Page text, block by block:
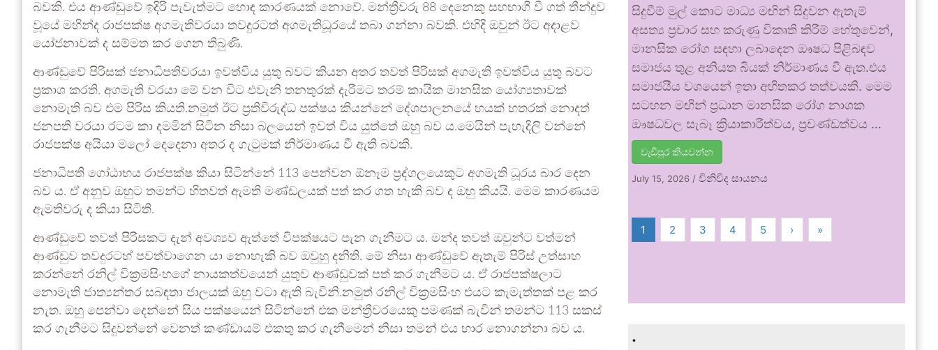
බවකි. එය ආණ්ඩුවේ ඉදිරි පැවැත්මට හොඳ කාරණයක් නොවේ. මන්ත්‍රීවරු 88 දෙනෙකු සහභාගී වී ගත් තීන්දුව
වූයේ මහින්ද රාජපක්ෂ අගමැතිවරයා තවදුරටත් අගමැතිධූරයේ තබා ගන්නා බවකි. එහිදි ඔවුන් ඊට අදාළව
යෝජනාවක් ද සම්මත කර ගෙන තිබුණි.
ආණ්ඩුවේ පිරිසක් ජනාධිපතිවරයා ඉවත්විය යුතු බවට කියන අතර තවත් පිරිසක් අගමැති ඉවත්විය යුතු බවට
ප්‍රකාශ කරති. අගමැති වරයා මේ වන විට එවැනි තනතුරක් දැරීමට තරම් කායික මානසික යෝග්‍යතාවක්
නොමැති බව එම පිරිස කියති.නමුත් ඊට ප්‍රතිවිරුද්ධ පක්ෂය කියන්නේ දේශපාලනයේ හයක් හතරක් නොදත්
ජනපති වරයා රටම කා දමමින් සිටින නිසා බලයෙන් ඉවත් විය යුත්තේ ඔහු බව ය.මෙයින් පැහැදිලි වන්නේ
රාජපක්ෂ අයියා මලෝ දෙදෙනා අතර ද ගැටුමක් නිර්මාණය වී ඇති බවකි.
ජනාධිපති ගෝඨාභය රාජපක්ෂ කියා සිටින්නේ 113 පෙන්වන ඕනෑම ප්‍රද්ගලයෙකුට අගමැති ධූරය බාර දෙන
බව ය. ඒ අනුව ඔහුට තමන්ට හිතවත් ඇමති මණ්ඩලයක් පත් කර ගත හැකි බව ද ඔහු කියයි. මෙම කාරණයම
ඇමතිවරු ද කියා සිටිති.
ආණ්ඩුවේ තවත් පිරිසකට දැන් අවශ්‍යව ඇත්තේ විපක්ෂයට පැන ගැනීමට ය. මන්ද තවත් ඔවුන්ට වත්මන්
ආණ්ඩුව තවදුරටහ් පවත්වාගෙන යා නොහැකි බව ඔවුහු දනිති. මේ නිසා ආණ්ඩුවේ ඇතැම් පිරිස් උත්සාහ
කරන්නේ රනිල් වික්‍රමසිංහගේ නායකත්වයෙන් යුතුව ආණ්ඩුවක් පත් කර ගැනීමට ය. ඒ රාජපක්ෂලාට
නොමැති ජාත්‍යන්තර සබඳතා ජාලයක් ඔහු වටා ඇති බැවිනි.නමුත් රනිල් වික්‍රමසිංහ එයට කැමැත්තක් පළ කර
නැත. ඔහු පෙන්වා දෙන්නේ සිය පක්ෂයෙන් සිටින්නේ එක මන්ත්‍රීවරයෙකු පමණක් බැවින් තමන්ට 113 සකස්
කර ගැනීමට සිදුවන්නේ වෙනත් කණ්ඩායම් එකතු කර ගැනීමෙන් නිසා තමන් එය භාර නොගන්නා බව ය.
සිදුවීම් මුල් කොට මාධ්‍ය මඟින් සිදුවන ඇතැම්
අසත්‍ය ප්‍රචාර සහ කරුණු විකෘති කිරීම් හේතුවෙන්,
මානසික රෝග සඳහා ලබාදෙන ඖෂධ පිළිබඳව
සමාජය තුළ අනියත බියක් නිර්මාණය වී ඇත.එය
සමාජයීය වශයෙන් ඉතා අහිතකර තත්වයකි. මෙම
සටහන මඟින් ප්‍රධාන මානසික රෝග නාශක
ඖෂධවල සැබෑ ක්‍රියාකාරීත්වය, ප්‍රචණ්ඩත්වය …
වැඩිපුර කියවන්න
July 15, 2026 /විනිවිද සායනය
1 2 3 4 5 › »
.